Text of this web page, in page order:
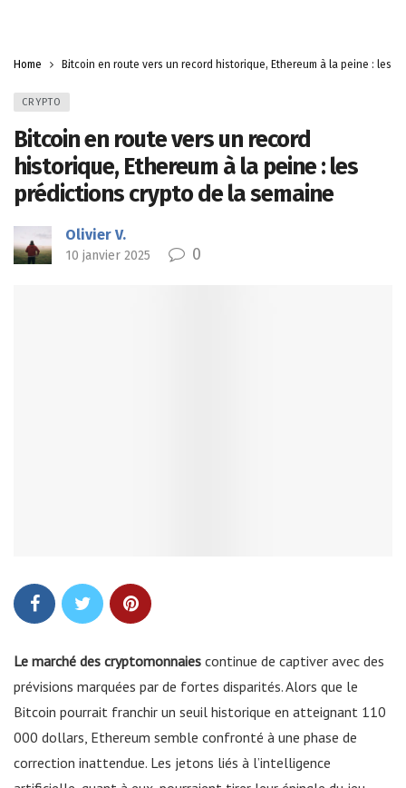
Home Bitcoin en route vers un record historique, Ethereum à la peine : les
CRYPTO
Bitcoin en route vers un record
historique, Ethereum à la peine : les
prédictions crypto de la semaine
Olivier V.
10 janvier 2025 0
Le marché des cryptomonnaies continue de captiver avec des
prévisions marquées par de fortes disparités. Alors que le
Bitcoin pourrait franchir un seuil historique en atteignant 110
000 dollars, Ethereum semble confronté à une phase de
correction inattendue. Les jetons liés à l’intelligence